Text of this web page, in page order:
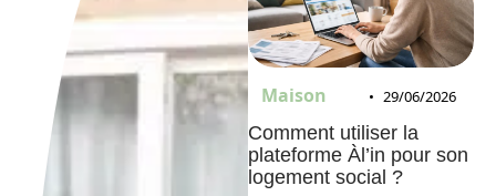
Maison 29/06/2026
Comment utiliser la
plateforme Àl’in pour son
logement social ?